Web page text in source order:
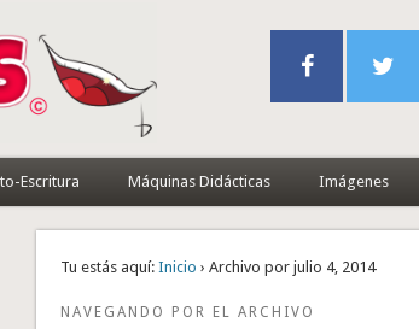
Escritura Máquinas Didácticas Imágenes
Tu estás aquí: Inicio › Archivo por julio 4, 2014
NAVEGANDO POR EL ARCHIVO